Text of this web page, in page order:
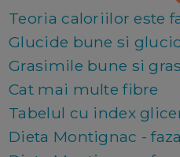
Teoria caloriilor este
Glucide bune si
Grasimile bune si
Cat mai multe fibre
Tabelul cu index
Dieta Montignac -